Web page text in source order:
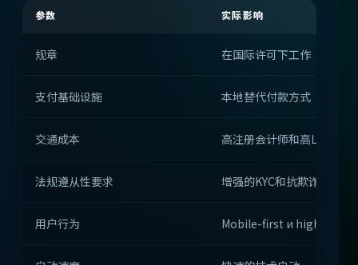
参数 实际影响
规章 在国际许可下工作
支付基础设施 本地替代付款方式
交通成本 高注册会计师和高LTV
法规遵从性要求 增强的KYC和抗欺诈性
用户行为 Mobile-first и high-